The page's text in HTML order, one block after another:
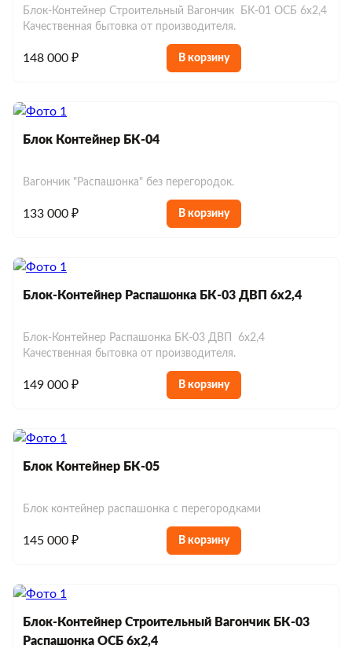
Блок-Контейнер Строительный Вагончик БК-01 ОСБ 6х2,4
Качественная бытовка от производителя.
148 000 ₽ В корзину
Блок Контейнер БК-04
Вагончик "Распашонка" без перегородок.
133 000 ₽ В корзину
Блок-Контейнер Распашонка БК-03 ДВП 6х2,4
Блок-Контейнер Распашонка БК-03 ДВП 6х2,4
Качественная бытовка от производителя.
149 000 ₽ В корзину
Блок Контейнер БК-05
Блок контейнер распашонка с перегородками
145 000 ₽ В корзину
Блок-Контейнер Строительный Вагончик БК-03
Распашонка ОСБ 6х2,4